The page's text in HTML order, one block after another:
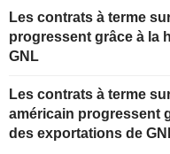
Les contrats à terme
progressent grâce à la
GNL
Les contrats à terme
américain progressent
des exportations de